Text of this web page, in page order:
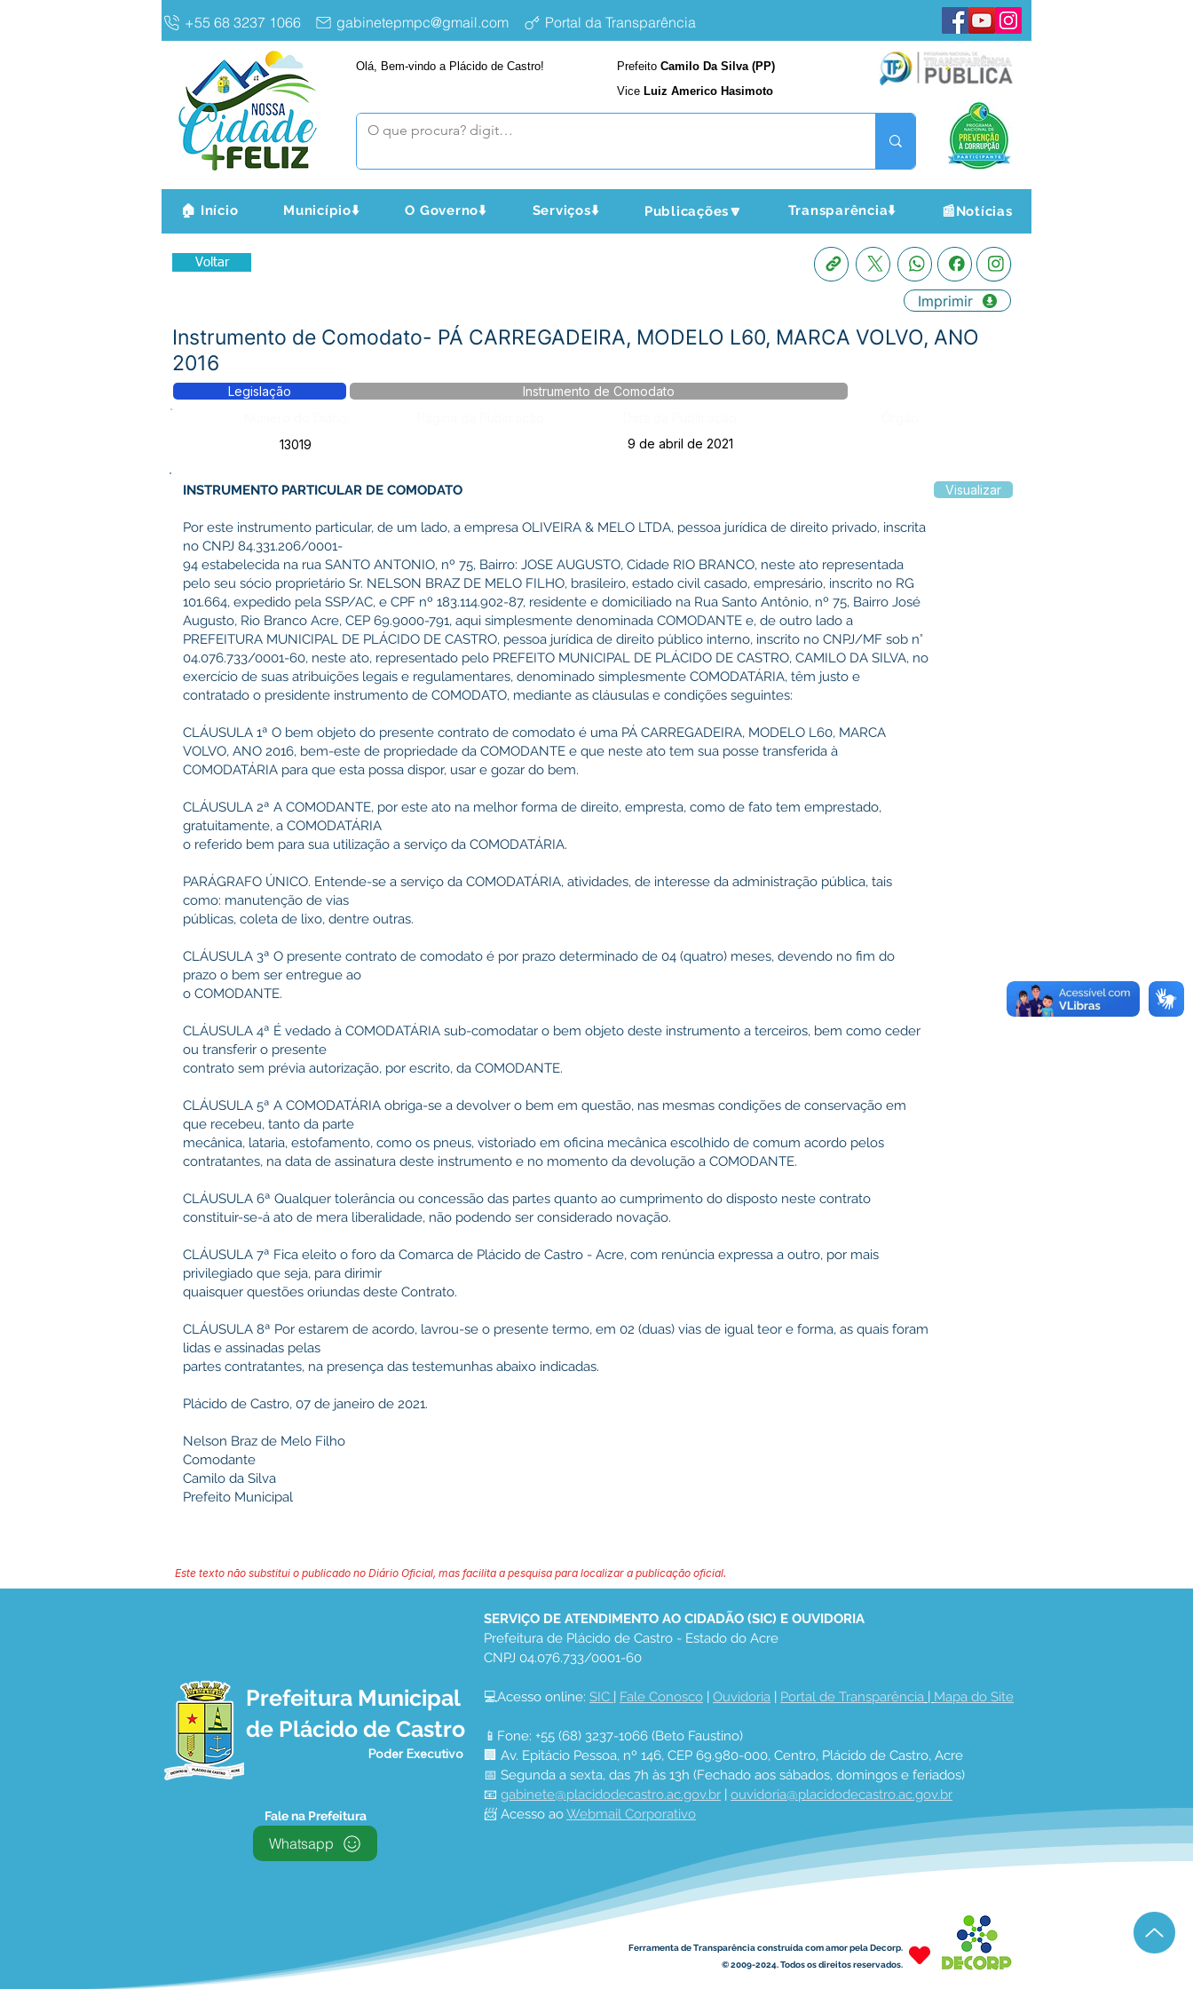
+55 68 3237 1066 gabinetepmpc@gmail.com Portal da Transparência
Olá, Bem-vindo a Plácido de Castro! Prefeito Camilo Da Silva (PP)
Vice Luiz Americo Hasimoto
🏠 Início Município⬇️ O Governo⬇️ Serviços⬇️ Publicações🔽 Transparência⬇️ 📰Notícias
Voltar
Imprimir
Instrumento de Comodato- PÁ CARREGADEIRA, MODELO L60, MARCA VOLVO, ANO
2016
Legislação
Instrumento de Comodato
13019
9 de abril de 2021
INSTRUMENTO PARTICULAR DE COMODATO
Por este instrumento particular, de um lado, a empresa OLIVEIRA & MELO LTDA, pessoa jurídica de direito privado, inscrita
no CNPJ 84.331.206/0001-
94 estabelecida na rua SANTO ANTONIO, nº 75, Bairro: JOSE AUGUSTO, Cidade RIO BRANCO, neste ato representada
pelo seu sócio proprietário Sr. NELSON BRAZ DE MELO FILHO, brasileiro, estado civil casado, empresário, inscrito no RG
101.664, expedido pela SSP/AC, e CPF nº 183.114.902-87, residente e domiciliado na Rua Santo Antônio, nº 75, Bairro José
Augusto, Rio Branco Acre, CEP 69.9000-791, aqui simplesmente denominada COMODANTE e, de outro lado a
PREFEITURA MUNICIPAL DE PLÁCIDO DE CASTRO, pessoa jurídica de direito público interno, inscrito no CNPJ/MF sob n°
04.076.733/0001-60, neste ato, representado pelo PREFEITO MUNICIPAL DE PLÁCIDO DE CASTRO, CAMILO DA SILVA, no
exercício de suas atribuições legais e regulamentares, denominado simplesmente COMODATÁRIA, têm justo e
contratado o presidente instrumento de COMODATO, mediante as cláusulas e condições seguintes:
CLÁUSULA 1ª O bem objeto do presente contrato de comodato é uma PÁ CARREGADEIRA, MODELO L60, MARCA
VOLVO, ANO 2016, bem-este de propriedade da COMODANTE e que neste ato tem sua posse transferida à
COMODATÁRIA para que esta possa dispor, usar e gozar do bem.
CLÁUSULA 2ª A COMODANTE, por este ato na melhor forma de direito, empresta, como de fato tem emprestado,
gratuitamente, a COMODATÁRIA
o referido bem para sua utilização a serviço da COMODATÁRIA.
PARÁGRAFO ÚNICO. Entende-se a serviço da COMODATÁRIA, atividades, de interesse da administração pública, tais
como: manutenção de vias
públicas, coleta de lixo, dentre outras.
CLÁUSULA 3ª O presente contrato de comodato é por prazo determinado de 04 (quatro) meses, devendo no fim do
prazo o bem ser entregue ao
o COMODANTE.
CLÁUSULA 4ª É vedado à COMODATÁRIA sub-comodatar o bem objeto deste instrumento a terceiros, bem como ceder
ou transferir o presente
contrato sem prévia autorização, por escrito, da COMODANTE.
CLÁUSULA 5ª A COMODATÁRIA obriga-se a devolver o bem em questão, nas mesmas condições de conservação em
que recebeu, tanto da parte
mecânica, lataria, estofamento, como os pneus, vistoriado em oficina mecânica escolhido de comum acordo pelos
contratantes, na data de assinatura deste instrumento e no momento da devolução a COMODANTE.
CLÁUSULA 6ª Qualquer tolerância ou concessão das partes quanto ao cumprimento do disposto neste contrato
constituir-se-á ato de mera liberalidade, não podendo ser considerado novação.
CLÁUSULA 7ª Fica eleito o foro da Comarca de Plácido de Castro - Acre, com renúncia expressa a outro, por mais
privilegiado que seja, para dirimir
quaisquer questões oriundas deste Contrato.
CLÁUSULA 8ª Por estarem de acordo, lavrou-se o presente termo, em 02 (duas) vias de igual teor e forma, as quais foram
lidas e assinadas pelas
partes contratantes, na presença das testemunhas abaixo indicadas.
Plácido de Castro, 07 de janeiro de 2021.
Nelson Braz de Melo Filho
Comodante
Camilo da Silva
Prefeito Municipal
Visualizar
Este texto não substitui o publicado no Diário Oficial, mas facilita a pesquisa para localizar a publicação oficial.
Prefeitura Municipal
de Plácido de Castro
Poder Executivo
Fale na Prefeitura
Whatsapp
SERVIÇO DE ATENDIMENTO AO CIDADÃO (SIC) E OUVIDORIA
Prefeitura de Plácido de Castro - Estado do Acre
CNPJ 04.076.733/0001-60
💻Acesso online: SIC | Fale Conosco | Ouvidoria | Portal de Transparência | Mapa do Site
📱Fone: +55 (68) 3237-1066 (Beto Faustino)
🏢 Av. Epitácio Pessoa, nº 146, CEP 69.980-000, Centro, Plácido de Castro, Acre
📅 Segunda a sexta, das 7h às 13h (Fechado aos sábados, domingos e feriados)
📧 gabinete@placidodecastro.ac.gov.br | ouvidoria@placidodecastro.ac.gov.br
📨 Acesso ao Webmail Corporativo
Ferramenta de Transparência construída com amor pela Decorp.
© 2009-2024. Todos os direitos reservados.